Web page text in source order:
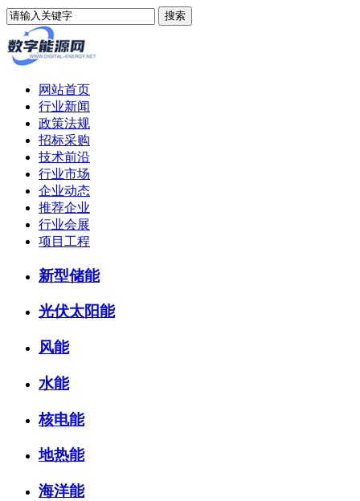
网站首页
行业新闻
政策法规
招标采购
技术前沿
行业市场
企业动态
推荐企业
行业会展
项目工程
新型储能
光伏太阳能
风能
水能
核电能
地热能
海洋能